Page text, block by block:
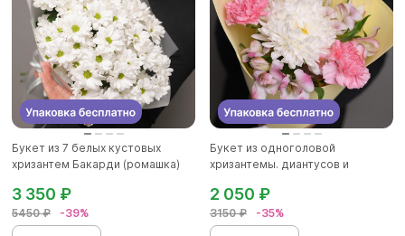
Букет из 7 белых кустовых
хризантем Бакарди (ромашка)
5450 ₽ -39%
3 350 ₽
Букет из одноголовой
хризантемы. диантусов и
3150 ₽ -35%
2 050 ₽